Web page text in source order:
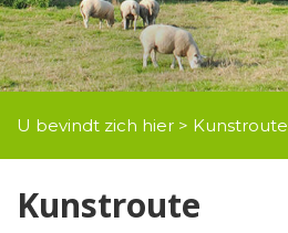
U bevindt zich hier > Kunstroute
Kunstroute